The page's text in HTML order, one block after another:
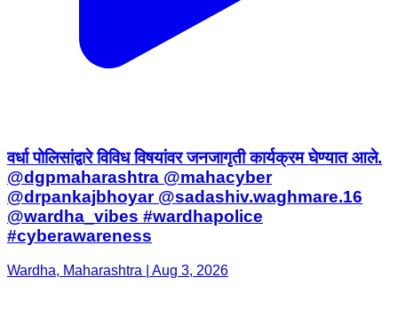
वर्धा पोलिसांद्वारे विविध विषयांवर जनजागृती कार्यक्रम घेण्यात आले.
@dgpmaharashtra @mahacyber
Wardha, Maharashtra | Aug 3, 2026